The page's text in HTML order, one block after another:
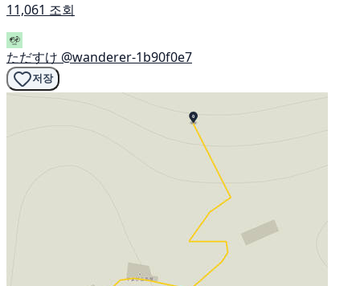
11,061 조회
ただすけ @wanderer-1b90f0e7
저장